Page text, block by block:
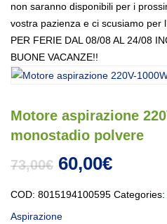
non saranno disponibili per i
vostra pazienza e ci scusiamo per
PER FERIE DAL 08/08 AL 24/08
BUONE VACANZE!!
Motore aspirazione
monostadio polvere
73,00€ Il prezzo
60,00€Il
COD: 8015194100595 Categories:
Aspirazione